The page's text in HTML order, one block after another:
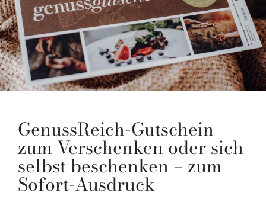
GenussReich-Gutschein
zum Verschenken oder sich
selbst beschenken – zum
Sofort-Ausdruck